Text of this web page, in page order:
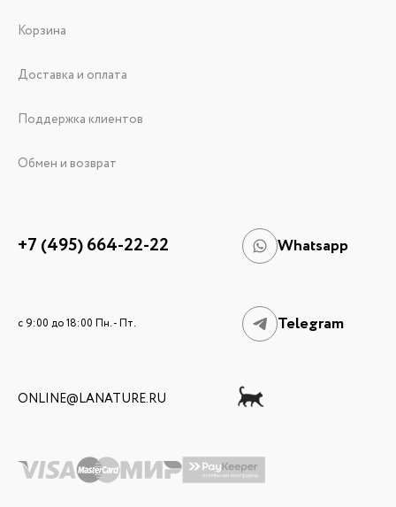
Корзина
Доставка и оплата
Поддержка клиентов
Обмен и возврат
+7 (495) 664-22-22 Whatsapp
c 9:00 до 18:00 Пн. - Пт. Telegram
ONLINE@LANATURE.RU